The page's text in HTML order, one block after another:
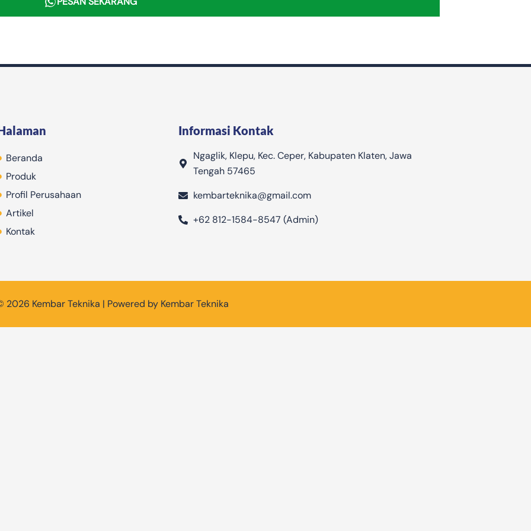
Beranda
Produk
Profil Perusahaan
Artikel
Kontak
Informasi Kontak
Ngaglik, Klepu, Kec. Ceper, Kabupaten Klaten, Jawa
Tengah 57465
kembarteknika@gmail.com
+62 812-1584-8547 (Admin)
Kembar Teknika | Powered by Kembar Teknika